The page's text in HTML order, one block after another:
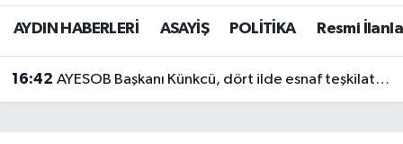
AYDIN HABERLERİ ASAYİŞ POLİTİKA Resmi
16:42 AYESOB Başkanı Künkcü, dört ilde esnaf teşkilatlarıyla buluştu
Aydin Namaz Vakitleri
Trafik Durumu